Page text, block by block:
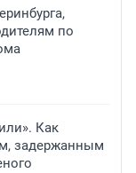
по
Как
задержанным